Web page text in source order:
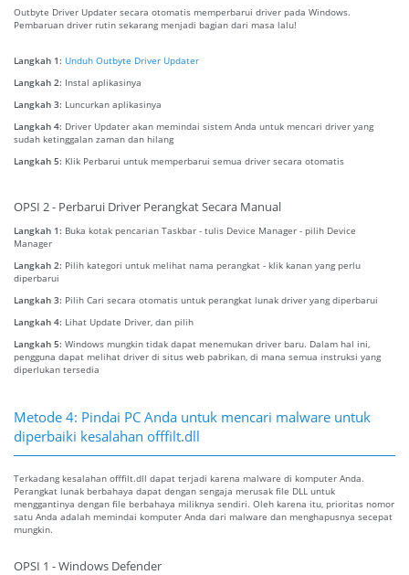
Outbyte Driver Updater secara otomatis memperbarui driver pada Windows.
Pembaruan driver rutin sekarang menjadi bagian dari masa lalu!
Langkah 1: Unduh Outbyte Driver Updater
Langkah 2: Instal aplikasinya
Langkah 3: Luncurkan aplikasinya
Langkah 4: Driver Updater akan memindai sistem Anda untuk mencari driver yang
sudah ketinggalan zaman dan hilang
Langkah 5: Klik Perbarui untuk memperbarui semua driver secara otomatis
OPSI 2 - Perbarui Driver Perangkat Secara Manual
Langkah 1: Buka kotak pencarian Taskbar - tulis Device Manager - pilih Device
Manager
Langkah 2: Pilih kategori untuk melihat nama perangkat - klik kanan yang perlu
diperbarui
Langkah 3: Pilih Cari secara otomatis untuk perangkat lunak driver yang diperbarui
Langkah 4: Lihat Update Driver, dan pilih
Langkah 5: Windows mungkin tidak dapat menemukan driver baru. Dalam hal ini,
pengguna dapat melihat driver di situs web pabrikan, di mana semua instruksi yang
diperlukan tersedia
Metode 4: Pindai PC Anda untuk mencari malware untuk
diperbaiki kesalahan offfilt.dll
Terkadang kesalahan offfilt.dll dapat terjadi karena malware di komputer Anda.
Perangkat lunak berbahaya dapat dengan sengaja merusak file DLL untuk
menggantinya dengan file berbahaya miliknya sendiri. Oleh karena itu, prioritas nomor
satu Anda adalah memindai komputer Anda dari malware dan menghapusnya secepat
mungkin.
OPSI 1 - Windows Defender